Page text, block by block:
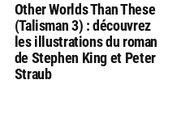
Other Worlds Than These
(Talisman 3) : découvrez
les illustrations du roman
de Stephen King et Peter
Straub